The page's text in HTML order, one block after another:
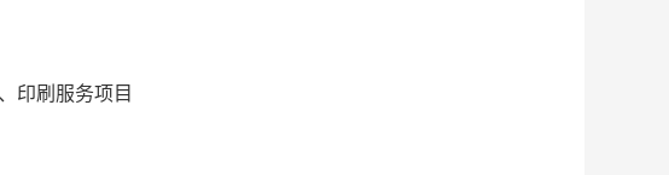
印刷服务项目